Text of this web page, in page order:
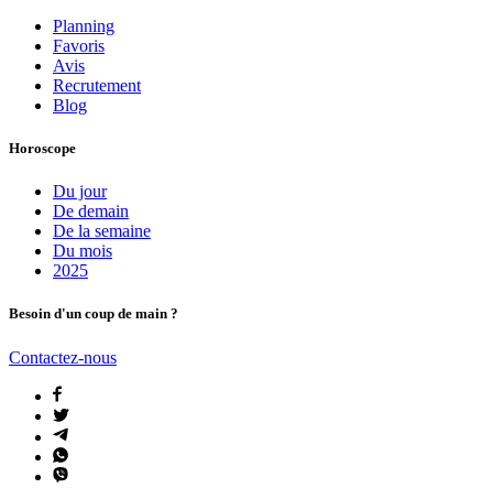
Planning
Favoris
Avis
Recrutement
Blog
Horoscope
Du jour
De demain
De la semaine
Du mois
2025
Besoin d'un coup de main ?
Contactez-nous